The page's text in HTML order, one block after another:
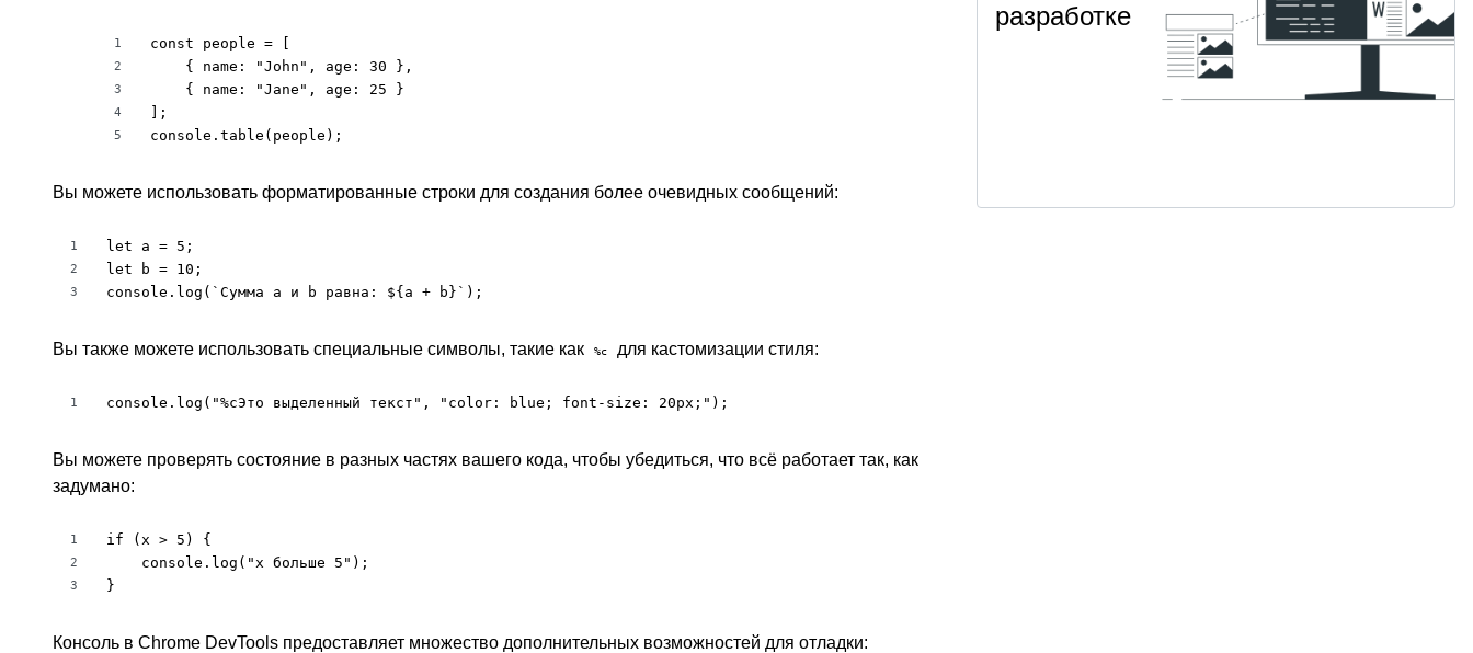
1
2
3
4
5
const people = [
    { name: "John", age: 30 },
    { name: "Jane", age: 25 }
];
console.table(people);
Вы можете использовать форматированные строки для создания более очевидных сообщений:
1
2
3
let a = 5;
let b = 10;
console.log(`Сумма a и b равна: ${a + b}`);
Вы также можете использовать специальные символы, такие как %c для кастомизации стиля:
1 console.log("%cЭто выделенный текст", "color: blue; font-size: 20px;");
Вы можете проверять состояние в разных частях вашего кода, чтобы убедиться, что всё работает так, как
задумано:
1
2
3
if (x > 5) {
    console.log("x больше 5");
}
Консоль в Chrome DevTools предоставляет множество дополнительных возможностей для отладки:
разработке